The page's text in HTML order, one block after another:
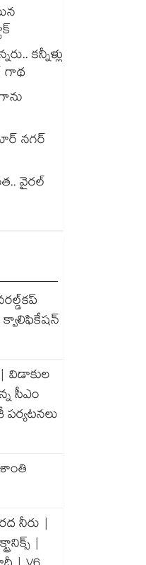
కన్నీళ్లు
గాథ
నగర్
వైరల్
క్వాలిఫికేషన్
విడాకుల
సీఎం
నీరు |
|